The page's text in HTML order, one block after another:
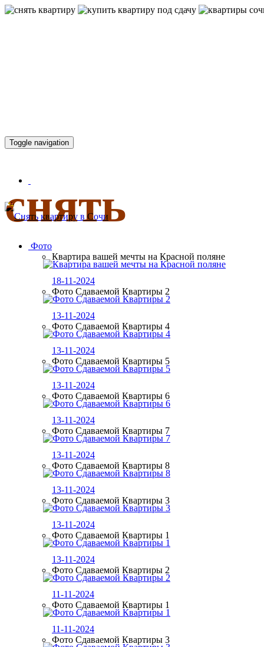
снять
Toggle navigation
Фото
Квартира вашей мечты на Красной поляне
18-11-2024
Фото Сдаваемой Квартиры 2
13-11-2024
Фото Сдаваемой Квартиры 4
13-11-2024
Фото Сдаваемой Квартиры 5
13-11-2024
Фото Сдаваемой Квартиры 6
13-11-2024
Фото Сдаваемой Квартиры 7
13-11-2024
Фото Сдаваемой Квартиры 8
13-11-2024
Фото Сдаваемой Квартиры 3
13-11-2024
Фото Сдаваемой Квартиры 1
13-11-2024
Фото Сдаваемой Квартиры 2
11-11-2024
Фото Сдаваемой Квартиры 1
11-11-2024
Фото Сдаваемой Квартиры 3